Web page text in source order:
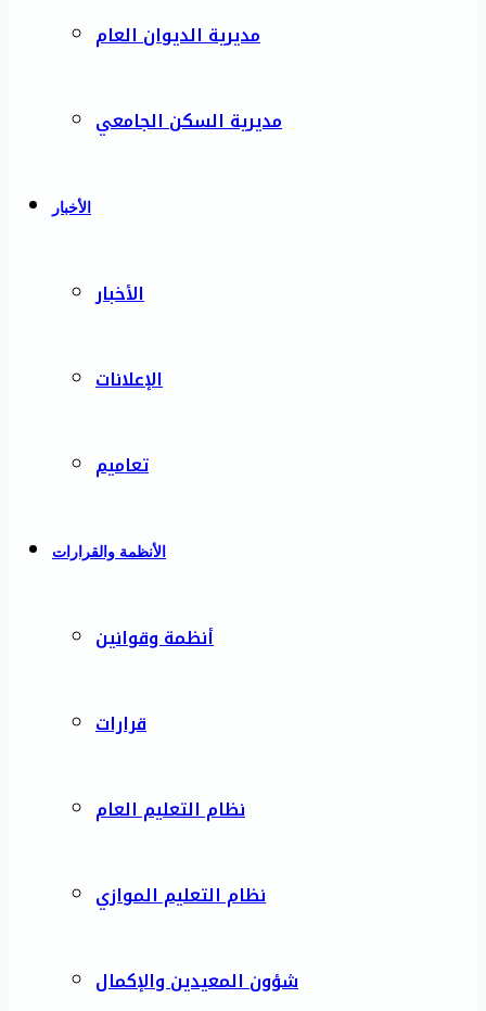
مديرية الديوان العام
مديرية السكن الجامعي
الأخبار
الأخبار
الإعلانات
تعاميم
الأنظمة والقرارات
أنظمة وقوانين
قرارات
نظام التعليم العام
نظام التعليم الموازي
شؤون المعيدين والإكمال